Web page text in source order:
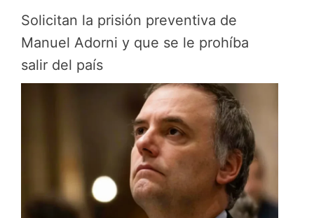
Solicitan la prisión preventiva de
Manuel Adorni y que se le prohíba
salir del país